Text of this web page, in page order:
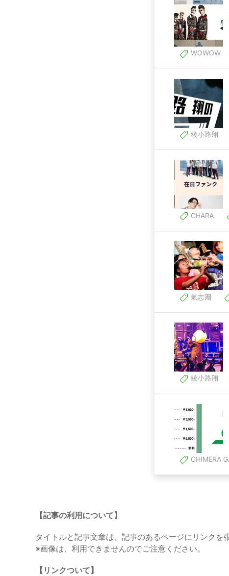
WOWOW
綾小路翔
CHARA
氣志團
綾小路翔
CHIMERA
【記事の利用について】
タイトルと記事文章は、記事のあるページにリンクを
※画像は、利用できませんのでご注意ください。
【リンクついて】